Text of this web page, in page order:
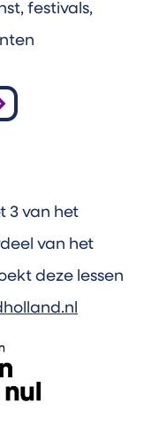
festivals,
3 van het
van het
deze lessen